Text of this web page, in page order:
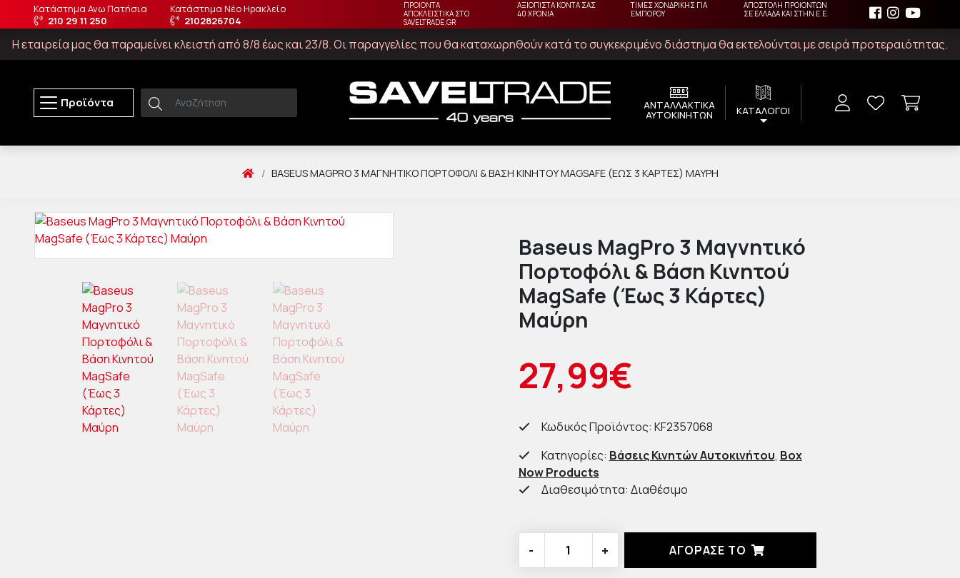
Κατάστημα Ανω Πατήσια
210 29 11 250
Κατάστημα Νέο Ηρακλείο
2102826704
ΠΡΟΙΟΝΤΑ
ΑΠΟΚΛΕΙΣΤΙΚΑ ΣΤΟ
SAVELTRADE.GR
ΑΞΙΟΠΙΣΤΑ ΚΟΝΤΑ ΣΑΣ
40 ΧΡΟΝΙΑ
ΤΙΜΕΣ ΧΟΝΔΡΙΚΗΣ ΓΙΑ
ΕΜΠΟΡΟΥ
ΑΠΟΣΤΟΛΗ ΠΡΟΙΟΝΤΩΝ
ΣΕ ΕΛΛΑΔΑ ΚΑΙ ΣΤΗΝ Ε.Ε.
Η εταιρεία μας θα παραμείνει κλειστή από 8/8 έως και 23/8. Οι παραγγελίες που θα καταχωρηθούν κατά το συγκεκριμένο διάστημα θα εκτελούνται με σειρά προτεραιότητας.
Προϊόντα ΑΝΤΑΛΛΑΚΤΙΚΑ
ΑΥΤΟΚΙΝΗΤΩΝ ΚΑΤΑΛΟΓΟΙ
BASEUS MAGPRO 3 ΜΑΓΝΗΤΙΚΌ ΠΟΡΤΟΦΌΛΙ & ΒΆΣΗ ΚΙΝΗΤΟΎ MAGSAFE (ΈΩΣ 3 ΚΆΡΤΕΣ) ΜΑΎΡΗ
Baseus MagPro 3 Μαγνητικό
Πορτοφόλι & Βάση Κινητού
MagSafe (Έως 3 Κάρτες)
Μαύρη
27,99€
Κωδικός Προϊόντος: KF2357068
Κατηγορίες: Βάσεις Κινητών Αυτοκινήτου, Box
Now Products
Διαθεσιμότητα: Διαθέσιμο
- + ΑΓΟΡΑΣΈ ΤΟ